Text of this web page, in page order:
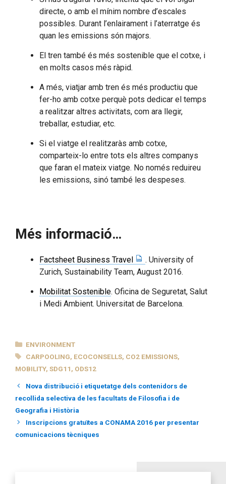
directe, o amb el mínim nombre d’escales
possibles. Durant l’enlairament i l’aterratge és
quan les emissions són majors.
El tren també és més sostenible que el cotxe, i
en molts casos més ràpid.
A més, viatjar amb tren és més productiu que
fer-ho amb cotxe perquè pots dedicar el temps
a realitzar altres activitats, com ara llegir,
treballar, estudiar, etc.
Si el viatge el realitzaràs amb cotxe,
comparteix-lo entre tots els altres companys
que faran el mateix viatge. No només reduireu
les emissions, sinó també les despeses.
Més informació…
Factsheet Business Travel
. University of
Zurich, Sustainability Team, August 2016.
Mobilitat Sostenible. Oficina de Seguretat, Salut
i Medi Ambient. Universitat de Barcelona.
CATEGORIES
ENVIRONMENT
TAGS
CARPOOLING, ECOCONSELLS, CO2 EMISSIONS,
MOBILITY, SDG11, ODS12
Nova distribució i etiquetatge dels contenidors de
recollida selectiva de les facultats de Filosofia i de
Geografia i Història
Inscripcions gratuïtes a CONAMA 2016 per presentar
comunicacions tècniques